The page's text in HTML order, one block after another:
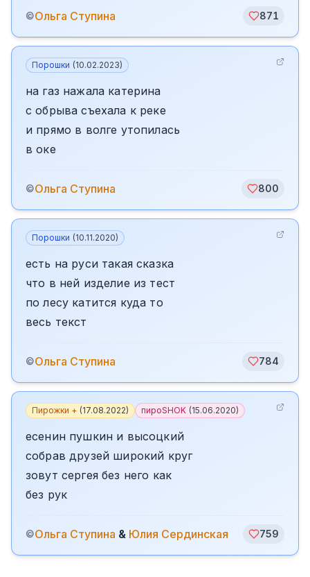
©Ольга Ступина 871
Порошки (10.02.2023)
на газ нажала катерина
с обрыва съехала к реке
и прямо в волге утопилась
в оке
©Ольга Ступина 800
Порошки (10.11.2020)
есть на руси такая сказка
что в ней изделие из тест
по лесу катится куда то
весь текст
©Ольга Ступина 784
Пирожки + (17.08.2022) пироSHOK (15.06.2020)
есенин пушкин и высоцкий
собрав друзей широкий круг
зовут сергея без него как
без рук
©Ольга Ступина & Юлия Сердинская 759